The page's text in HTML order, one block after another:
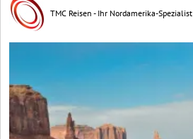
TMC Reisen - Ihr Nordamerika-Spezialist